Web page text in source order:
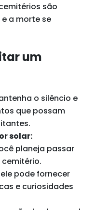
são
a morte se
um
o silêncio e
que possam
solar:
planeja passar
pode fornecer
e curiosidades